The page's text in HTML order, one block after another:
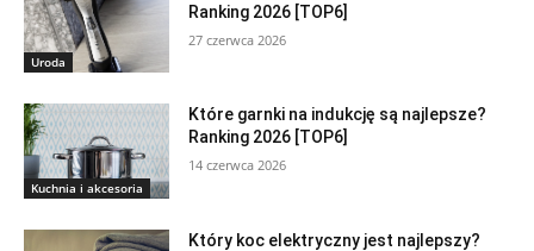
Uroda
Ranking 2026 [TOP6]
27 czerwca 2026
Kuchnia i akcesoria
Które garnki na indukcję są najlepsze?
Ranking 2026 [TOP6]
14 czerwca 2026
Który koc elektryczny jest najlepszy?